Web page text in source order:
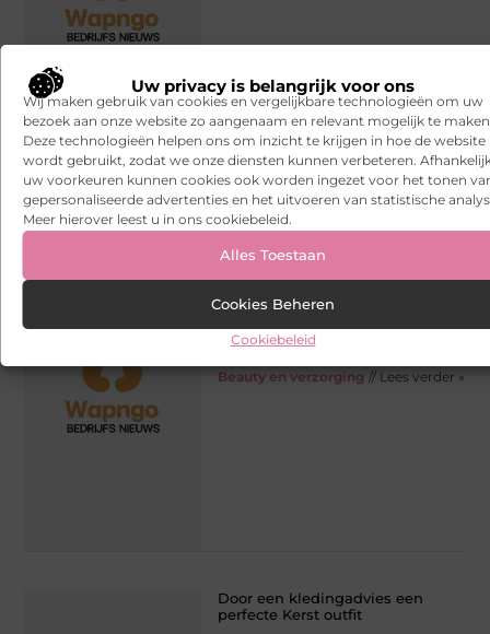
Uw privacy is belangrijk voor ons
Wij maken gebruik van cookies en vergelijkbare technologieën om uw
bezoek aan onze website zo aangenaam en relevant mogelijk te
Deze technologieën helpen ons om inzicht te krijgen in hoe de website
wordt gebruikt, zodat we onze diensten kunnen verbeteren.
uw voorkeuren kunnen cookies ook worden ingezet voor het tonen
gepersonaliseerde advertenties en het uitvoeren van statistische
Meer hierover leest u in ons cookiebeleid.
Alles Toestaan
Cookies Beheren
Cookiebeleid
Een opleiding tot medisch
pedicure
Is een opleiding in de visagie niet
medisch pedicure een mooie
uitvalsbasis
Beauty en verzorging // Lees verder »
Door een kledingadvies een
perfecte Kerst outfit